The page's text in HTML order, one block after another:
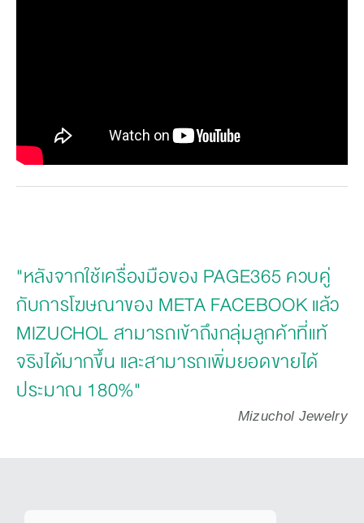
"หลังจากใช้เครื่องมือของ PAGE365 ควบคู่
กับการโฆษณาของ META FACEBOOK แล้ว
MIZUCHOL สามารถเข้าถึงกลุ่มลูกค้าที่แท้
จริงได้มากขึ้น และสามารถเพิ่มยอดขายได้
ประมาณ 180%"
Mizuchol Jewelry